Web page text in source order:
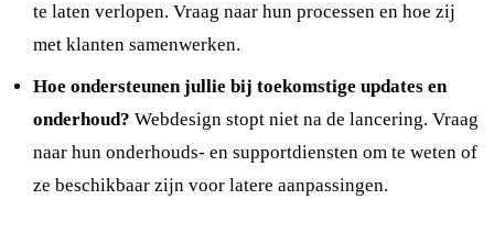
te laten verlopen. Vraag naar hun processen en hoe zij
met klanten samenwerken.
Hoe ondersteunen jullie bij toekomstige updates en
onderhoud? Webdesign stopt niet na de lancering. Vraag
naar hun onderhouds- en supportdiensten om te weten of
ze beschikbaar zijn voor latere aanpassingen.